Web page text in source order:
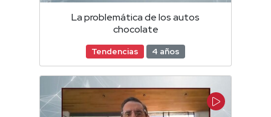
La problemática de los autos
chocolate
Tendencias 4 años